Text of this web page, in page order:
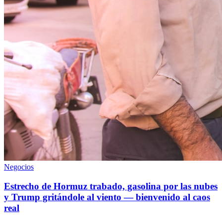
Negocios
Estrecho de Hormuz trabado, gasolina por las nubes
y Trump gritándole al viento — bienvenido al caos
real